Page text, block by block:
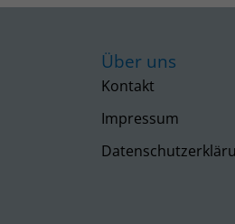
Über uns
Kontakt
Impressum